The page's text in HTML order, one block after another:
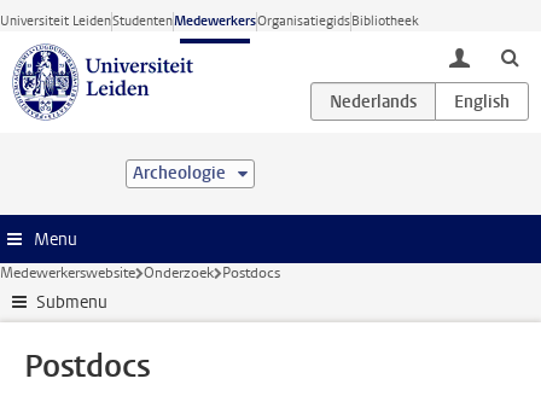
Ga direct naar de inhoud
Universiteit LeidenStudentenMedewerkersOrganisatiegidsBibliotheek
toggle
Archeologie
Menu
Medewerkerswebsite Onderzoek Postdocs
Submenu
Postdocs